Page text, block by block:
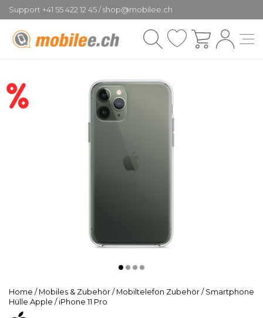
Support +41 55 422 12 45 / shop@mobilee.ch
Home / Mobiles & Zubehör / Mobiltelefon Zubehör / Smartphone
Hülle Apple / iPhone 11 Pro